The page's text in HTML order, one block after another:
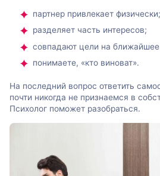
партнер привлекает физически;
разделяет часть интересов;
совпадают цели на
понимаете, «кто виноват».
На последний вопрос ответить
почти никогда не признаемся в
Психолог поможет разобраться.